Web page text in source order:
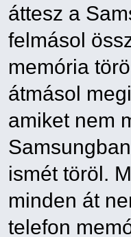
áttesz a
felmásol
memória
átmásol
amiket nem
ismét töröl.
minden át
telefon